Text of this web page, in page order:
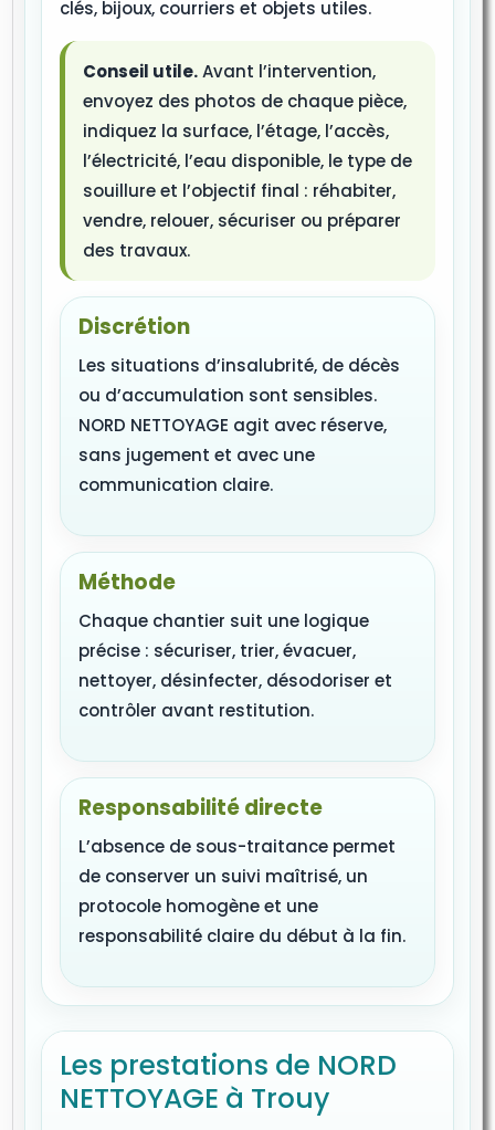
clés, bijoux, courriers et objets utiles.
Conseil utile.Avant l’intervention,
envoyez des photos de chaque pièce,
indiquez la surface, l’étage, l’accès,
l’électricité, l’eau disponible, le type de
souillure et l’objectif final : réhabiter,
vendre, relouer, sécuriser ou préparer
des travaux.
Discrétion
Les situations d’insalubrité, de décès
ou d’accumulation sont sensibles.
NORD NETTOYAGE agit avec réserve,
sans jugement et avec une
communication claire.
Méthode
Chaque chantier suit une logique
précise : sécuriser, trier, évacuer,
nettoyer, désinfecter, désodoriser et
contrôler avant restitution.
Responsabilité directe
L’absence de sous-traitance permet
de conserver un suivi maîtrisé, un
protocole homogène et une
responsabilité claire du début à la fin.
Les prestations de NORD
NETTOYAGE à Trouy